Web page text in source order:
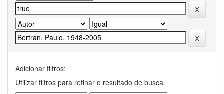
Adicionar filtros:
Utilizar filtros para refinar o resultado de busca.